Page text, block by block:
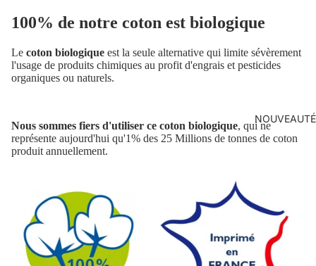
100% de notre coton est biologique
Le coton biologique est la seule alternative qui limite sévèrement
l'usage de produits chimiques au profit d'engrais et pesticides
organiques ou naturels.
Nous sommes fiers d'utiliser ce coton biologique, qui ne
représente aujourd'hui qu'1% des 25 Millions de tonnes de coton
produit annuellement.